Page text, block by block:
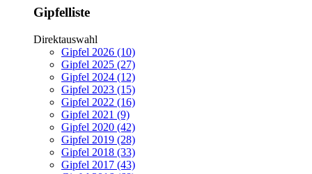
Gipfelliste
Direktauswahl
Gipfel 2026 (10)
Gipfel 2025 (27)
Gipfel 2024 (12)
Gipfel 2023 (15)
Gipfel 2022 (16)
Gipfel 2021 (9)
Gipfel 2020 (42)
Gipfel 2019 (28)
Gipfel 2018 (33)
Gipfel 2017 (43)